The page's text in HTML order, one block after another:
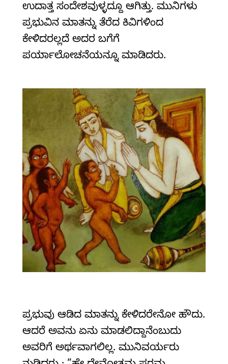
ಉದಾತ್ತ ಸಂದೇಶವುಳ್ಳದ್ದೂ ಆಗಿತ್ತು. ಮುನಿಗಳು
ಪ್ರಭುವಿನ ಮಾತನ್ನು ತೆರೆದ ಕಿವಿಗಳಿಂದ
ಕೇಳಿದರಲ್ಲದೆ ಅದರ ಬಗೆಗೆ
ಪರ್ಯಾಲೋಚನೆಯನ್ನೂ ಮಾಡಿದರು.
ಪ್ರಭುವು ಆಡಿದ ಮಾತನ್ನು ಕೇಳಿದರೇನೋ ಹೌದು.
ಆದರೆ ಅವನು ಏನು ಮಾಡಲಿದ್ದಾನೆಂಬುದು
ಅವರಿಗೆ ಅರ್ಥವಾಗಲಿಲ್ಲ. ಮುನಿವರ್ಯರು